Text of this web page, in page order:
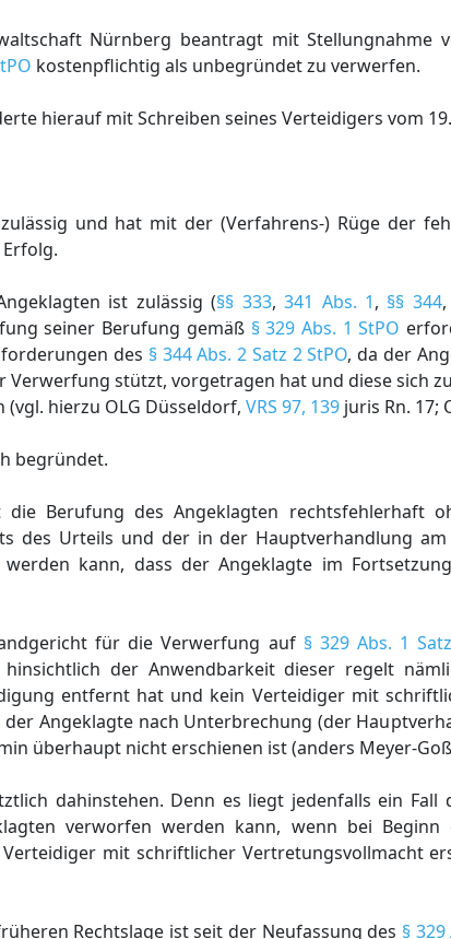
Nürnberg beantragt mit Stellungnahme
kostenpflichtig als unbegründet zu verwerfen.
hierauf mit Schreiben seines Verteidigers vom
und hat mit der (Verfahrens-) Rüge der
ist zulässig (§§ 333,341 Abs. 1, §§ 344
seiner Berufung gemäß § 329 Abs. 1 StPO
des § 344 Abs. 2 Satz 2 StPO, da der
Verwerfung stützt, vorgetragen hat und diese sich
hierzu OLG Düsseldorf, VRS 97, 139 juris Rn. 17;
begründet.
die Berufung des Angeklagten rechtsfehlerhaft
des Urteils und der in der Hauptverhandlung
werden kann, dass der Angeklagte im
für die Verwerfung auf § 329 Abs. 1
hinsichtlich der Anwendbarkeit dieser regelt
entfernt hat und kein Verteidiger mit
der Angeklagte nach Unterbrechung (der
überhaupt nicht erschienen ist (anders Meyer-
dahinstehen. Denn es liegt jedenfalls ein Fall
verworfen werden kann, wenn bei
mit schriftlicher Vertretungsvollmacht
Rechtslage ist seit der Neufassung des §